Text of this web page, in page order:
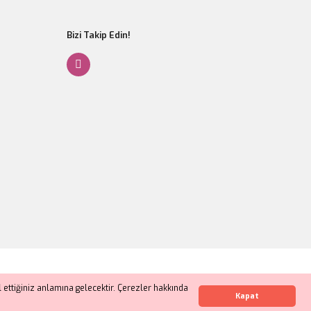
anlamına gelecektir. Çerezler hakkında
Kapat
Whatsapp İletişim
Gönder
Bizi Takip Edin!